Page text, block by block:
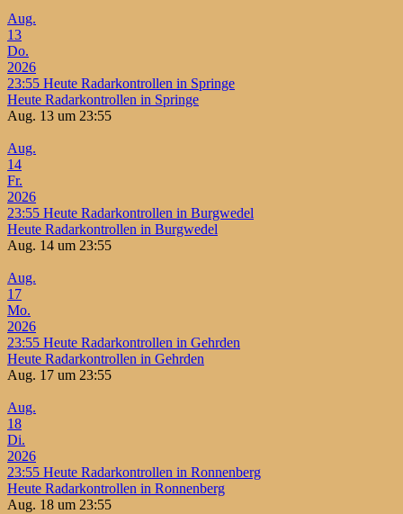
Aug.
13
Do.
2026
23:55 Heute Radarkontrollen in Springe
Heute Radarkontrollen in Springe
Aug. 13 um 23:55
Aug.
14
Fr.
2026
23:55 Heute Radarkontrollen in Burgwedel
Heute Radarkontrollen in Burgwedel
Aug. 14 um 23:55
Aug.
17
Mo.
2026
23:55 Heute Radarkontrollen in Gehrden
Heute Radarkontrollen in Gehrden
Aug. 17 um 23:55
Aug.
18
Di.
2026
23:55 Heute Radarkontrollen in Ronnenberg
Heute Radarkontrollen in Ronnenberg
Aug. 18 um 23:55